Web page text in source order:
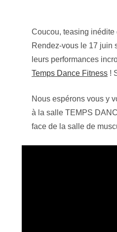
Coucou, teasing inédite
Rendez-vous le 17 juin
leurs performances
Temps Dance Fitness !
Nous espérons vous y
à la salle TEMPS
face de la salle de